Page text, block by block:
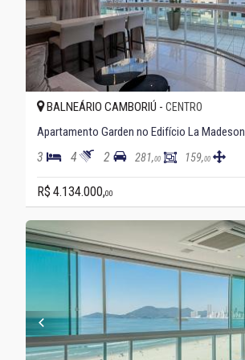
BALNEÁRIO CAMBORIÚ - CENTRO
Apartamento Garden no Edifício La Madeson
3 4 2 281,00 159,00
R$ 4.134.000,00